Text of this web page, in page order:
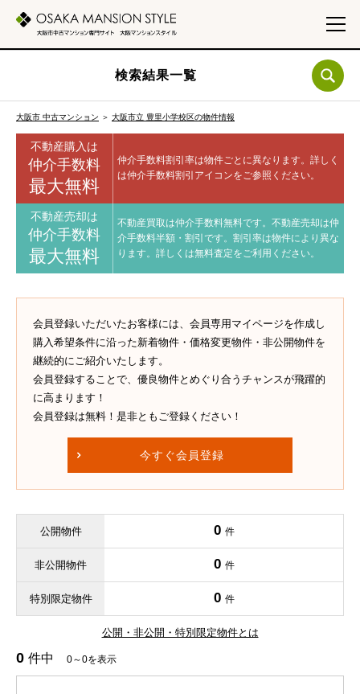
検索結果一覧
大阪市 中古マンション ＞ 大阪市立 豊里小学校区の物件情報
不動産購入は
仲介手数料
最大無料
仲介手数料割引率は物件ごとに異なります。 詳しく
は仲介手数料割引アイコンをご参照ください。
不動産売却は
仲介手数料
最大無料
不動産買取は仲介手数料無料です。 不動産売却は仲
介手数料半額・割引です。 割引率は物件により異な
ります。 詳しくは無料査定をご利用ください。
会員登録いただいたお客様には、会員専用マイページを作成し
購入希望条件に沿った新着物件・価格変更物件・非公開物件を
継続的にご紹介いたします。
会員登録することで、優良物件とめぐり合うチャンスが飛躍的
に高まります！
会員登録は無料！是非ともご登録ください！
今すぐ会員登録
公開物件 0 件
非公開物件 0 件
特別限定物件 0 件
公開・非公開・特別限定物件とは
0 件中 0～0を表示